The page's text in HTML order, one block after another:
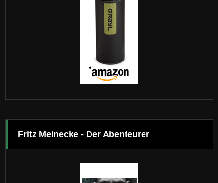
Fritz Meinecke - Der Abenteurer